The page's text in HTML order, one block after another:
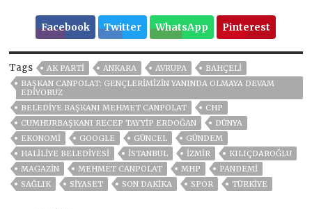
Facebook Twitter WhatsApp Pinterest
Tags AK PARTİ ANKARA AVRUPA
BAHÇELİ
BAŞKAN CANPOLAT: GENÇLERİMİZİN YANINDA OLMAYA DEVAM
EDİYORUZ
BELEDIYE BAŞKANI MEHMET CANPOLAT
CHP
CUMHURBAŞKANI RECEP TAYYIP ERDOĞAN
DÜNYA
EKONOMİ
GOOGLE GÜNCEL
GÜNDEM
HALİLİYE BELEDİYESİ
ISTANBUL İZMIR
KILIÇDAROĞLU
MAGAZİN
MEHMET CANPOLAT MHP
PANDEMİ
SAĞLIK
SİYASET SON DAKIKA SPOR TÜRKİYE